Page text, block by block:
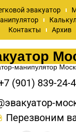
эвакуатор
Контакты
Архив
манипулятор
(901) 839-24-
Перезвоним